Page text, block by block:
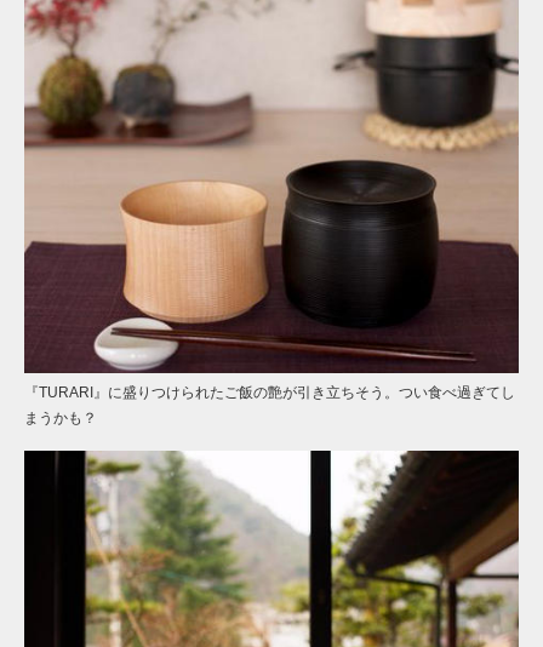
『TURARI』に盛りつけられたご飯の艶が引き立ちそう。つい食べ過ぎてし
まうかも？